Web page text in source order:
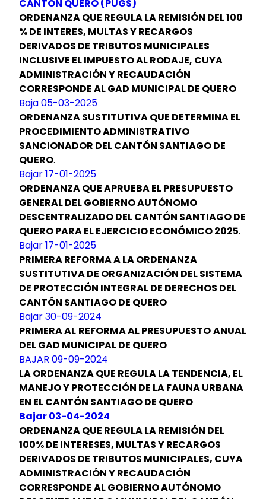
CANTÓN QUERO (PUGS)
ORDENANZA QUE REGULA LA REMISIÓN DEL 100
% DE INTERES, MULTAS Y RECARGOS
DERIVADOS DE TRIBUTOS MUNICIPALES
INCLUSIVE EL IMPUESTO AL RODAJE, CUYA
ADMINISTRACIÓN Y RECAUDACIÓN
CORRESPONDE AL GAD MUNICIPAL DE QUERO
Baja 05-03-2025
ORDENANZA SUSTITUTIVA QUE DETERMINA EL
PROCEDIMIENTO ADMINISTRATIVO
SANCIONADOR DEL CANTÓN SANTIAGO DE
QUERO.
Bajar 17-01-2025
ORDENANZA QUE APRUEBA EL PRESUPUESTO
GENERAL DEL GOBIERNO AUTÓNOMO
DESCENTRALIZADO DEL CANTÓN SANTIAGO DE
QUERO PARA EL EJERCICIO ECONÓMICO 2025.
Bajar 17-01-2025
PRIMERA REFORMA A LA ORDENANZA
SUSTITUTIVA DE ORGANIZACIÓN DEL SISTEMA
DE PROTECCIÓN INTEGRAL DE DERECHOS DEL
CANTÓN SANTIAGO DE QUERO
Bajar 30-09-2024
PRIMERA AL REFORMA AL PRESUPUESTOANUAL
DEL GAD MUNICIPAL DE QUERO
BAJAR 09-09-2024
LA ORDENANZA QUE REGULA LA TENDENCIA, EL
MANEJO Y PROTECCIÓN DE LA FAUNA URBANA
EN EL CANTÓN SANTIAGO DE QUERO
Bajar 03-04-2024
ORDENANZA QUE REGULA LA REMISIÓN DEL
100% DE INTERESES, MULTAS Y RECARGOS
DERIVADOS DE TRIBUTOS MUNICIPALES, CUYA
ADMINISTRACIÓN Y RECAUDACIÓN
CORRESPONDE AL GOBIERNO AUTÓNOMO